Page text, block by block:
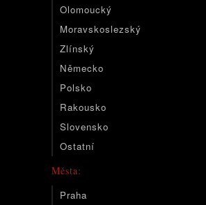
Olomoucký
Moravskoslezský
Zlínský
Německo
Polsko
Rakousko
Slovensko
Ostatní
Města:
Praha